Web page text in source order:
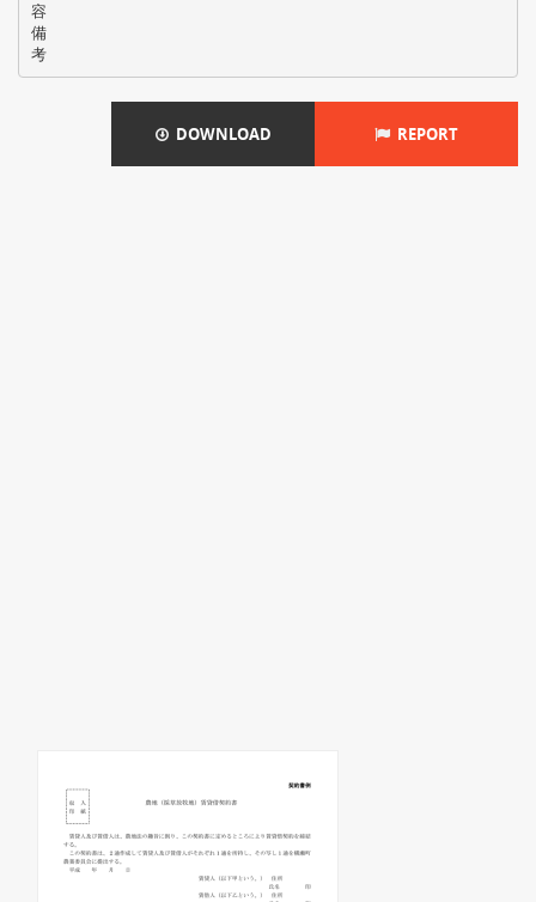
容
備
考
DOWNLOAD REPORT